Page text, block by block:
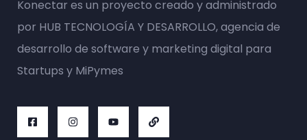
Konectar es un proyecto creado y administrado
por HUB TECNOLOGÍA Y DESARROLLO, agencia de
desarrollo de software y marketing digital para
Startups y MiPymes